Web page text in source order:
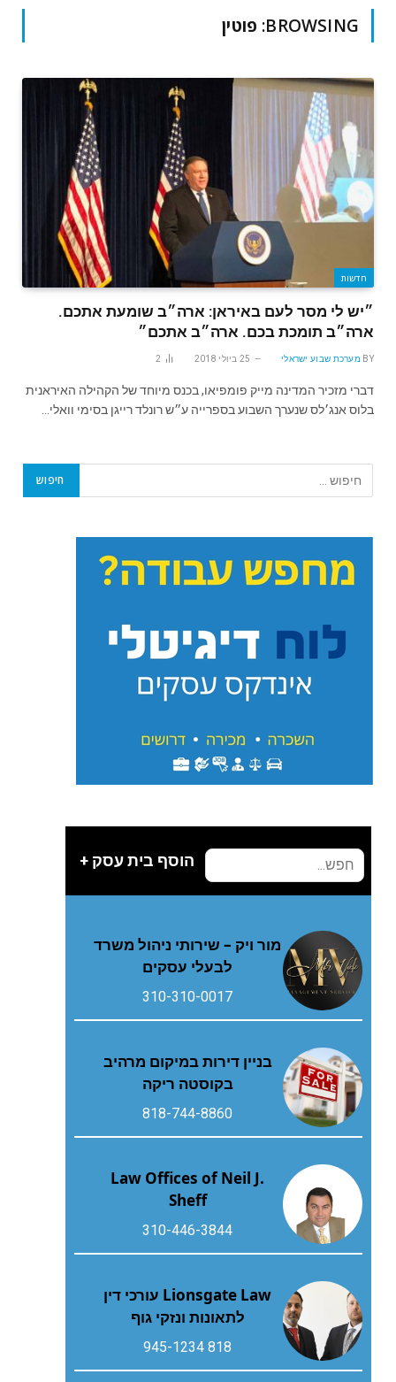
BROWSING: פוטין
חדשות
״יש לי מסר לעם באיראן: ארה״ב שומעת אתכם.
ארה״ב תומכת בכם. ארה״ב אתכם״
BY מערכת שבוע ישראלי 25 ביולי 2018 2
דברי מזכיר המדינה מייק פומפיאו, בכנס מיוחד של הקהילה האיראנית
בלוס אנג׳לס שנערך השבוע בספרייה ע״ש רונלד רייגן בסימי וואלי…
הוסף בית עסק +
מור ויק – שירותי ניהול משרד
לבעלי עסקים
310-310-0017
בניין דירות במיקום מרהיב
בקוסטה ריקה
818-744-8860
Law Offices of Neil J.
Sheff
310-446-3844
Lionsgate Law עורכי דין
לתאונות ונזקי גוף
818 945-1234